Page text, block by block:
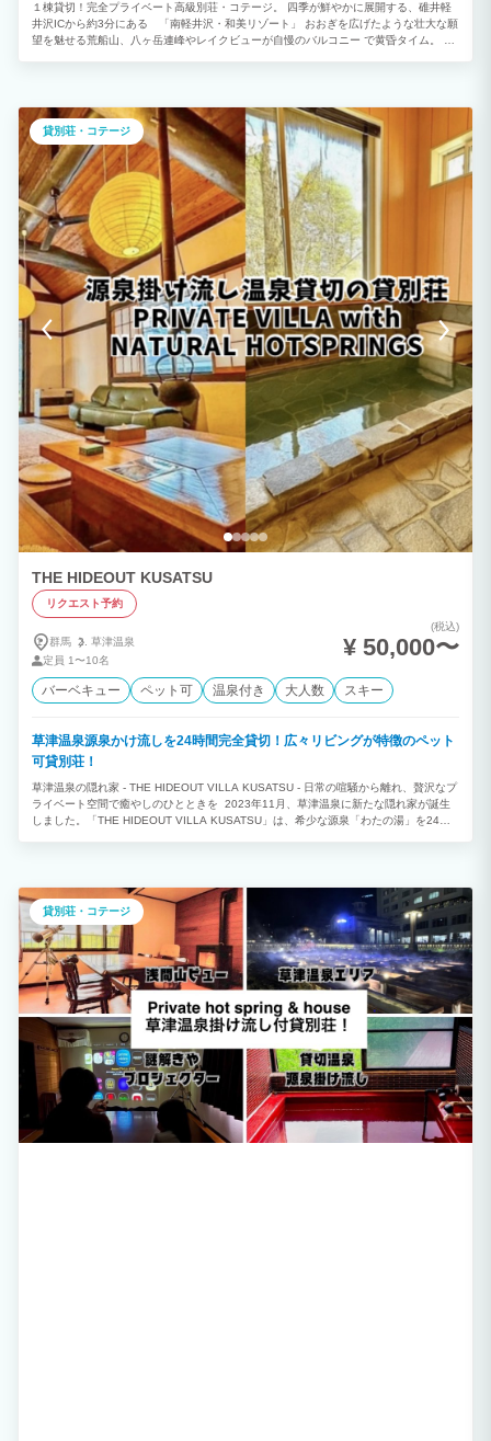
１棟貸切！完全プライベート高級別荘・コテージ。 四季が鮮やかに展開する、碓井軽
井沢ICから約3分にある 「南軽井沢・和美リゾート」 おおぎを広げたような壮大な願
望を魅せる荒船山、八ヶ岳連峰やレイクビューが自慢のバルコニー で黄昏タイム。
ごせる理想の休日を過ごしませんか。 森のリゾートといえば、軽井沢。 軽井沢プリン
スアウトレットショッピングモールや軽井沢高原野菜など豊富な食材がある発地市場ま
で車10分で行けます。新鮮な食材を買ってわいわいBBQ楽しいですよ。 私と癒やしと
軽井沢。素敵な空間を体験してください。 ＊JAPA認定施設 当社貸別荘は名前が類似
しておりますので、ご予約の際はご注意ください。 *グーグル検索する場合は、正しく
表示されない場合がございますので 必ず正式名称 をご入力して検索をお願い致しま
す。
貸別荘・コテージ
THE HIDEOUT KUSATSU
リクエスト予約
群馬
草津温泉
定員 1〜10名
(税込)
¥ 50,000〜
バーベキュー ペット可 温泉付き 大人数 スキー
草津温泉源泉かけ流しを24時間完全貸切！広々リビングが特徴のペット
可貸別荘！
草津温泉の隠れ家 - THE HIDEOUT VILLA KUSATSU - 日常の喧騒から離れ、贅沢なプ
ライベート空間で癒やしのひとときを 2023年11月、草津温泉に新たな隠れ家が誕生
しました。「THE HIDEOUT VILLA KUSATSU」は、希少な源泉「わたの湯」を24時
裏や作り付けの家具など、随所に和の趣が感じられる空間で、心安らぐ時間を過ごせる
でしょう。 ★充実した設備で快適な滞在を ガスコンロや調理器具も完備されているの
で、地元の食材を使った料理も楽しめます。日常の喧騒を離れて、大切な人とゆっくり
と食事を楽しむのもおすすめです。 ★観光にも便利な好立地 湯畑まで車で5分、徒歩
15分と観光アクセスも抜群です。草津温泉の観光名所巡りにも便利です。 ★ワーケー
ションにも最適 高速Wi-Fiとモニターも完備されているので、ワーケーションにもおす
すめです。静かな環境で集中して仕事に取り組むことができます。 ★こんな方におす
すめ ・日々のストレスから解放されたい方 ・贅沢なプライベート空間で癒やされたい
方 ・草津温泉をじっくりと楽しみたい方 ・ワーケーションをお考えの方 日常の喧騒
を離れ、「THE HIDEOUT VILLA KUSATSU」で特別な時間をお過ごしください。 み
なさまのご予約お待ちしております。
貸別荘・コテージ